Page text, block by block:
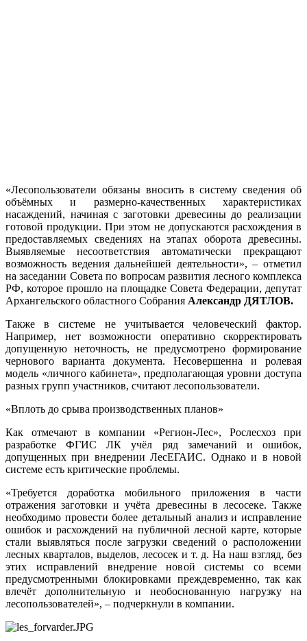
«Лесопользователи обязаны вносить в систему сведения об
объёмных и размерно-качественных характеристиках
насаждений, начиная с заготовки древесины до реализации
готовой продукции. При этом не допускаются расхождения в
предоставляемых сведениях на этапах оборота древесины.
Выявляемые несоответствия автоматически прекращают
возможность ведения дальнейшей деятельности», – отметил
на заседании Совета по вопросам развития лесного комплекса
РФ, которое прошло на площадке Совета Федерации, депутат
Архангельского областного Собрания Александр ДЯТЛОВ.
Также в системе не учитывается человеческий фактор.
Например, нет возможности оперативно скорректировать
допущенную неточность, не предусмотрено формирование
чернового варианта документа. Несовершенна и ролевая
модель «личного кабинета», предполагающая уровни доступа
разных групп участников, считают лесопользователи.
«Вплоть до срыва производственных планов»
Как отмечают в компании «Регион-Лес», Рослесхоз при
разработке ФГИС ЛК учёл ряд замечаний и ошибок,
допущенных при внедрении ЛесЕГАИС. Однако и в новой
системе есть критические проблемы.
«Требуется доработка мобильного приложения в части
отражения заготовки и учёта древесины в лесосеке. Также
необходимо провести более детальный анализ и исправление
ошибок и расхождений на публичной лесной карте, которые
стали выявляться после загрузки сведений о расположении
лесных кварталов, выделов, лесосек и т. д. На наш взгляд, без
этих исправлений внедрение новой системы со всеми
предусмотренными блокировками преждевременно, так как
влечёт дополнительную и необоснованную нагрузку на
лесопользователей», – подчеркнули в компании.